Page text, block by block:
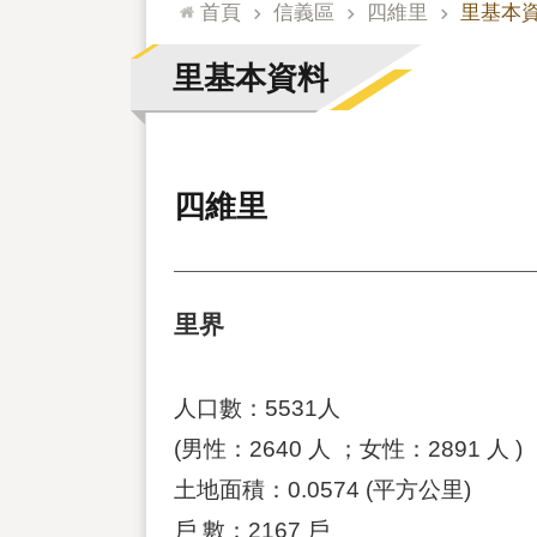
首頁 信義區 四維里 里基本
里基本資料
四維里
里界
人口數：5531人
(男性：2640 人 ；女性：2891 人 )
土地面積：0.0574 (平方公里)
戶 數：2167 戶